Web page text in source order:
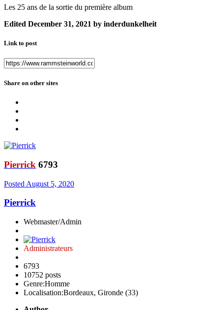
Les 25 ans de la sortie du première album
Edited December 31, 2021 by inderdunkelheit
Link to post
Share on other sites
Pierrick 6793
Posted August 5, 2020
Pierrick
Webmaster/Admin
Administrateurs
6793
10752 posts
Genre:Homme
Localisation:Bordeaux, Gironde (33)